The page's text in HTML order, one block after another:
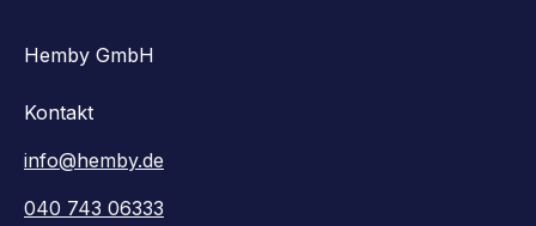
Hemby GmbH
Kontakt
info@hemby.de
040 743 06333